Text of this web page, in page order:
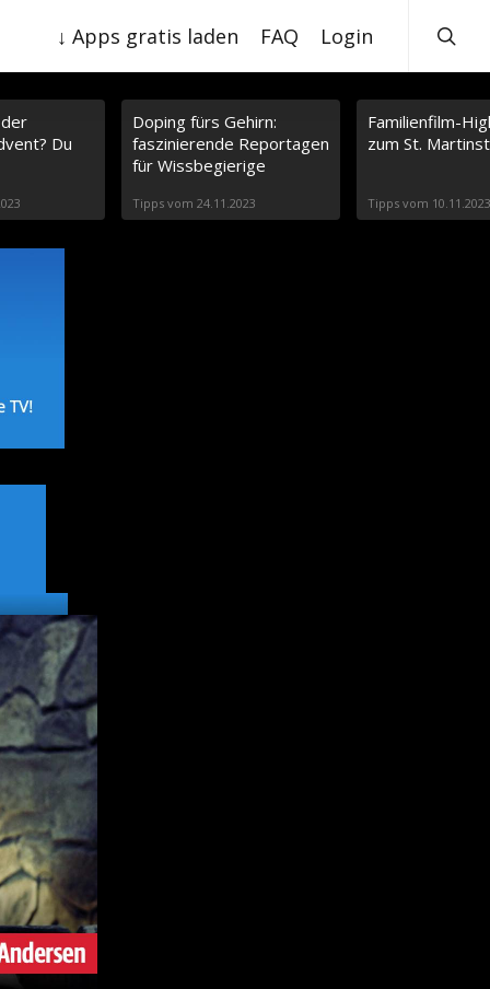
↓ Apps gratis laden FAQ Login
e
r
c
h
Du
Doping fürs Gehirn:
faszinierende Reportagen
für Wissbegierige
Tipps vom 24.11.2023
Familienfilm-
zum St.
Tipps vom